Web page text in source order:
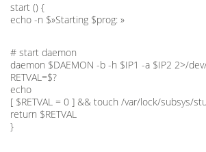
start () {
echo -n $»Starting $prog: »
# start daemon
daemon $DAEMON -b -h $IP1 -a $IP2 2>/
RETVAL=$?
echo
[ $RETVAL = 0 ] && touch /var/lock/subsys/
return $RETVAL
}